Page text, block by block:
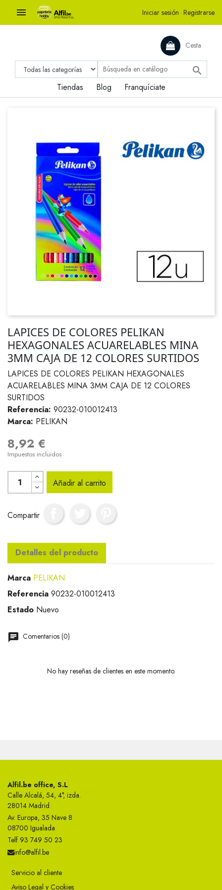
 Iniciar sesión · Registrarse
Cesta

Tiendas Blog Franquíciate
LAPICES DE COLORES PELIKAN
HEXAGONALES ACUARELABLES MINA
3MM CAJA DE 12 COLORES SURTIDOS
LAPICES DE COLORES PELIKAN HEXAGONALES
ACUARELABLES MINA 3MM CAJA DE 12 COLORES
SURTIDOS
Referencia: 90232-010012413
Marca: PELIKAN
8,92 €
Impuestos incluidos
Añadir al carrito
Compartir
Detalles del producto
Marca PELIKAN
Referencia 90232-010012413
Estado Nuevo
Comentarios (0)
No hay reseñas de clientes en este momento.
Alfil.be office, S.L
Calle Alcalá, 54, 4°, izda.
28014 Madrid
Av. Europa, 35 Nave 8
08700 Igualada
Telf 93 749 50 23
info@alfil.be
Servicio al cliente
Aviso Legal y Cookies